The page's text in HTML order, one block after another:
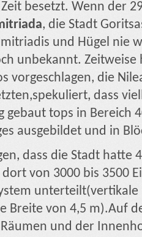
besetzt. Wenn der
, die Stadt
und Hügel nie
unbekannt. Zeitweise
vorgeschlagen, die
dass
gebaut tops in Bereich
ausgebildet und in
dass die Stadt hatte
von 3000 bis 3500
Breite von 4,5 m).Auf
und der